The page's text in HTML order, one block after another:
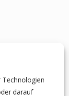
Technologien
darauf